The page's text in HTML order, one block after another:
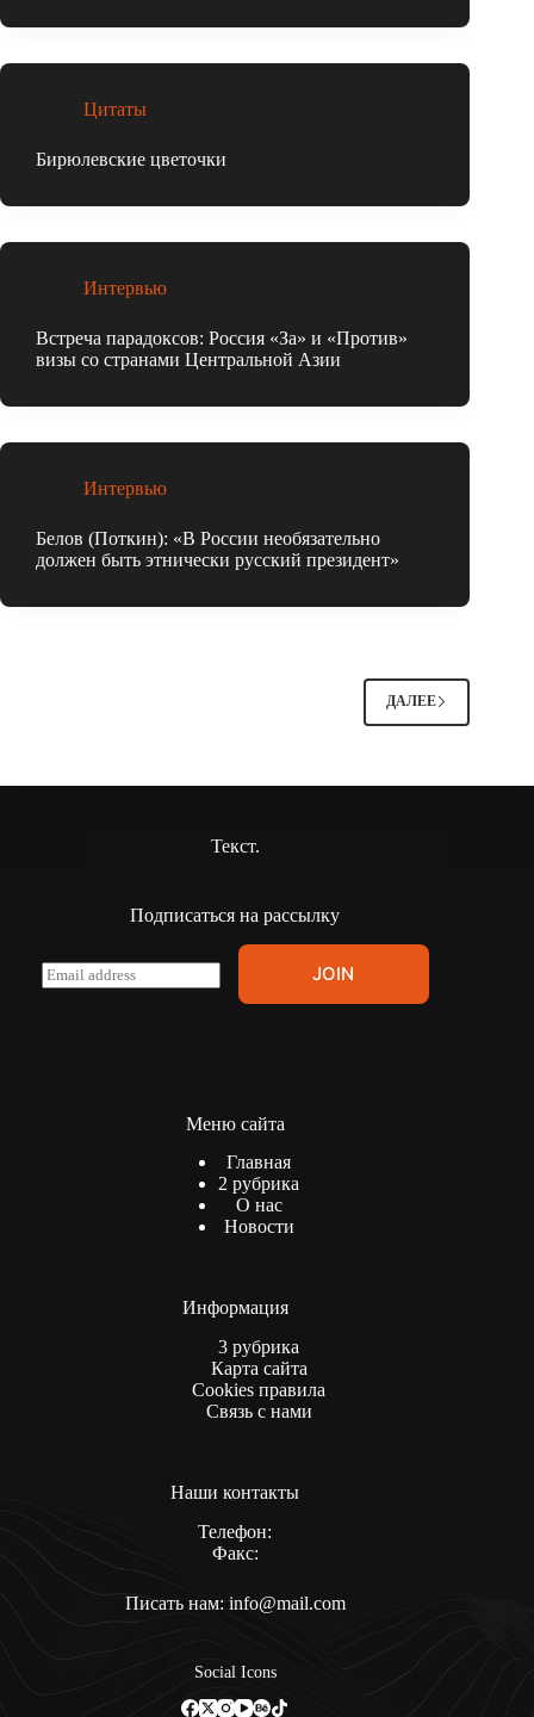
Цитаты
Бирюлевские цветочки
Интервью
Встреча парадоксов: Россия «За» и «Против»
визы со странами Центральной Азии
Интервью
Белов (Поткин): «В России необязательно
должен быть этнически русский президент»
ДАЛЕЕ
Текст.
Подписаться на рассылку
E
m
JOIN
Меню сайта
Главная
2 рубрика
О нас
Новости
Информация
3 рубрика
Карта сайта
Cookies правила
Связь с нами
Наши контакты
Телефон:
Факс:
Писать нам: info@mail.com
Social Icons